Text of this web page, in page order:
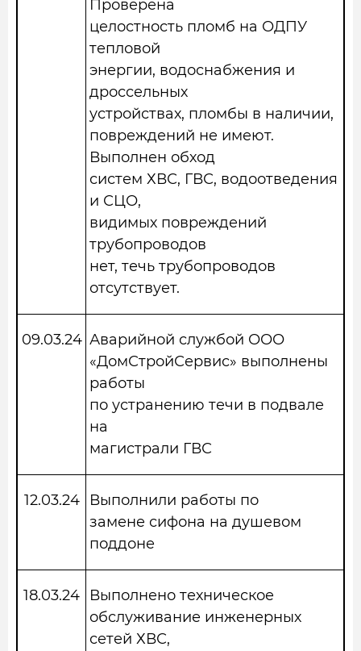
Проверена
целостность пломб на ОДПУ
тепловой
энергии, водоснабжения и
дроссельных
устройствах, пломбы в наличии,
повреждений не имеют.
Выполнен обход
систем ХВС, ГВС, водоотведения
и СЦО,
видимых повреждений
трубопроводов
нет, течь трубопроводов
отсутствует.
09.03.24 Аварийной службой ООО
«ДомСтройСервис» выполнены
работы
по устранению течи в подвале
на
магистрали ГВС
12.03.24
Выполнили работы по
замене сифона на душевом
поддоне
18.03.24
Выполнено техническое
обслуживание инженерных
сетей ХВС,